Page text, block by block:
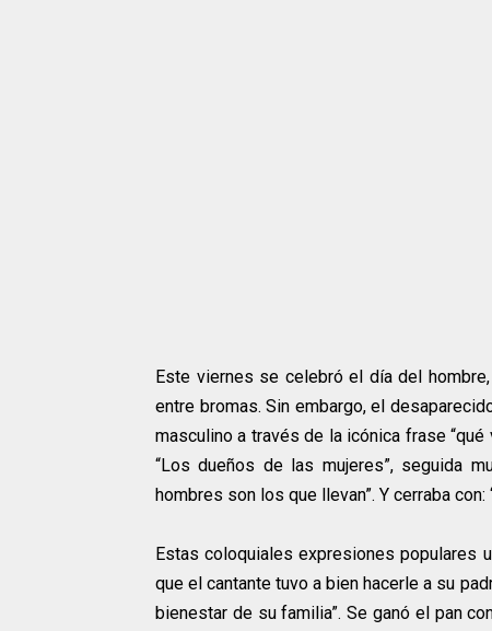
Este viernes se celebró el día del
entre bromas. Sin embargo, el
masculino a través de la icónica frase
“Los dueños de las mujeres”, seguida
hombres son los que llevan”. Y cerraba
Estas coloquiales expresiones populares
que el cantante tuvo a bien hacerle a su
bienestar de su familia”. Se ganó el pan